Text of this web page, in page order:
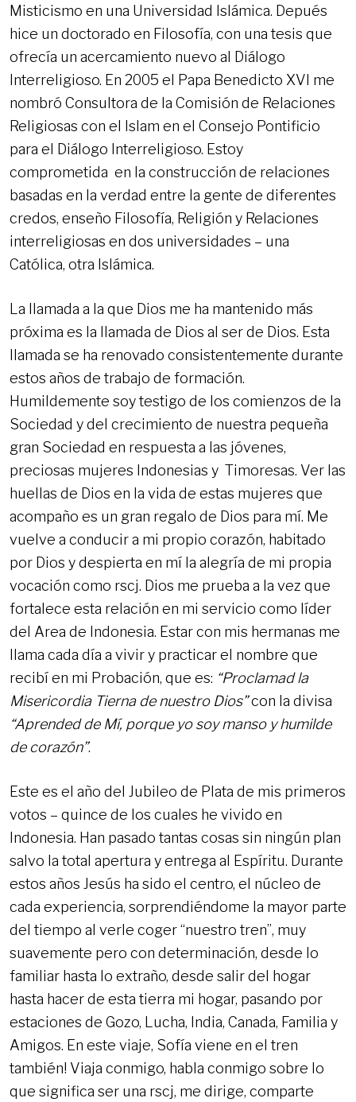
Misticismo en una Universidad Islámica. Depués
hice un doctorado en Filosofía, con una tesis que
ofrecía un acercamiento nuevo al Diálogo
Interreligioso. En 2005 el Papa Benedicto XVI me
nombró Consultora de la Comisión de Relaciones
Religiosas con el Islam en el Consejo Pontificio
para el Diálogo Interreligioso. Estoy
comprometida en la construcción de relaciones
basadas en la verdad entre la gente de diferentes
credos, enseño Filosofía, Religión y Relaciones
interreligiosas en dos universidades – una
Católica, otra Islámica.
La llamada a la que Dios me ha mantenido más
próxima es la llamada de Dios al ser de Dios. Esta
llamada se ha renovado consistentemente durante
estos años de trabajo de formación.
Humildemente soy testigo de los comienzos de la
Sociedad y del crecimiento de nuestra pequeña
gran Sociedad en respuesta a las jóvenes,
preciosas mujeres Indonesias y Timoresas. Ver las
huellas de Dios en la vida de estas mujeres que
acompaño es un gran regalo de Dios para mí. Me
vuelve a conducir a mi propio corazón, habitado
por Dios y despierta en mí la alegría de mi propia
vocación como rscj. Dios me prueba a la vez que
fortalece esta relación en mi servicio como líder
del Area de Indonesia. Estar con mis hermanas me
llama cada día a vivir y practicar el nombre que
recibí en mi Probación, que es: “Proclamad la
Misericordia Tierna de nuestro Dios”con la divisa
“Aprended de Mí, porque yo soy manso y humilde
de corazón”.
Este es el año del Jubileo de Plata de mis primeros
votos – quince de los cuales he vivido en
Indonesia. Han pasado tantas cosas sin ningún plan
salvo la total apertura y entrega al Espíritu. Durante
estos años Jesús ha sido el centro, el núcleo de
cada experiencia, sorprendiéndome la mayor parte
del tiempo al verle coger “nuestro tren”, muy
suavemente pero con determinación, desde lo
familiar hasta lo extraño, desde salir del hogar
hasta hacer de esta tierra mi hogar, pasando por
estaciones de Gozo, Lucha, India, Canada, Familia y
Amigos. En este viaje, Sofía viene en el tren
también! Viaja conmigo, habla conmigo sobre lo
que significa ser una rscj, me dirige, comparte